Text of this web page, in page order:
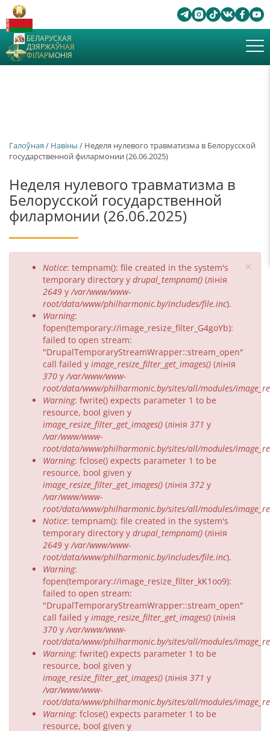
БЕЛАРУСКАЯ
ДЗЯРЖАЎНАЯ
ФІЛАРМОНІЯ
Галоўная / Навіны / Неделя нулевого травматизма в Белорусской
государственной филармонии (26.06.2025)
Неделя нулевого травматизма в
Белорусской государственной
филармонии (26.06.2025)
×
Паведамленне
памылку
Notice: tempnam(): file created in the system's
temporary directory у drupal_tempnam() (лінія
2649 у/var/www/www-
root/data/www/philharmonic.by/includes/file.inc).
Warning:
fopen(temporary://image_resize_filter_G4goYb):
failed to open stream:
"DrupalTemporaryStreamWrapper::stream_open"
call failed у image_resize_filter_get_images() (лінія
370 у/var/www/www-
root/data/www/philharmonic.by/sites/all/modules/
Warning: fwrite() expects parameter 1 to be
resource, bool given у
image_resize_filter_get_images() (лінія 371 у
/var/www/www-
root/data/www/philharmonic.by/sites/all/modules/
Warning: fclose() expects parameter 1 to be
resource, bool given у
image_resize_filter_get_images() (лінія 372 у
/var/www/www-
root/data/www/philharmonic.by/sites/all/modules/
Notice: tempnam(): file created in the system's
temporary directory у drupal_tempnam() (лінія
2649 у/var/www/www-
root/data/www/philharmonic.by/includes/file.inc).
Warning:
fopen(temporary://image_resize_filter_kK1oo9):
failed to open stream:
"DrupalTemporaryStreamWrapper::stream_open"
call failed у image_resize_filter_get_images() (лінія
370 у/var/www/www-
root/data/www/philharmonic.by/sites/all/modules/
Warning: fwrite() expects parameter 1 to be
resource, bool given у
image_resize_filter_get_images() (лінія 371 у
/var/www/www-
root/data/www/philharmonic.by/sites/all/modules/
Warning: fclose() expects parameter 1 to be
resource, bool given у